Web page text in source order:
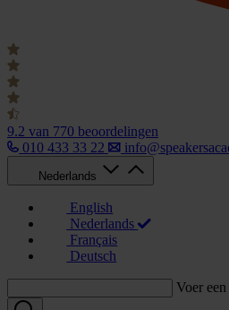
9.2 van 770 beoordelingen
010 433 33 22
Nederlands
English
Nederlands
Français
Deutsch
Voer